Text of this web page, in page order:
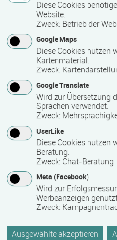
keine Einschränkungen
Zeitmuster
berufsbegleitend, Teilzeit
Lehr- und Lernform
Präsenzveranstaltung
Praktikum
Abschlussart
Staatlich anerkannter Abschluss
Diese Cookies
Website.
Zweck: Betrieb der
Google Maps
Diese Cookies nutzen
Kartenmaterial.
Zweck:
Google Translate
Wird zur Übersetzung
Sprachen verwendet.
Zweck:
UserLike
Diese Cookies nutzen
Beratung.
Zweck: Chat-Beratung
Meta (Facebook)
Wird zur
Werbeanzeigen
Zweck:
Ausgewählte akzeptieren